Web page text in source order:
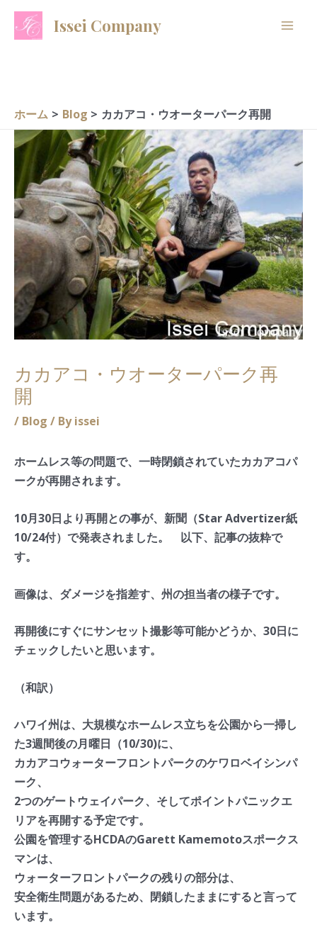
Issei Company
ホーム Blog カカアコ・ウオーターパーク再開
カカアコ・ウオーターパーク再
開
/ Blog / Byissei
ホームレス等の問題で、一時閉鎖されていたカカアコパ
ークが再開されます。
10月30日より再開との事が、新聞（Star Advertizer紙
10/24付）で発表されました。 以下、記事の抜粋で
す。
画像は、ダメージを指差す、州の担当者の様子です。
再開後にすぐにサンセット撮影等可能かどうか、30日に
チェックしたいと思います。
（和訳）
ハワイ州は、 大規模なホームレス立ちを公園から一掃し
た3週間後の月曜日（10/30)に、
カカアコウォーターフロントパークのケワロベイシンパ
ーク、
2つのゲートウェイパーク、 そしてポイントパニックエ
リアを再開する予定です。
公園を管理するHCDAのGarett Kamemotoスポークス
マンは、
ウォーターフロントパークの残りの部分は、
安全衛生問題があるため、閉鎖したままにすると言って
います。
A
r
v
e
C
a
o
r
s